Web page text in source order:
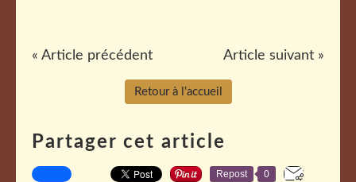
« Article précédent Article suivant »
Retour à l'accueil
Partager cet article
Repost 0